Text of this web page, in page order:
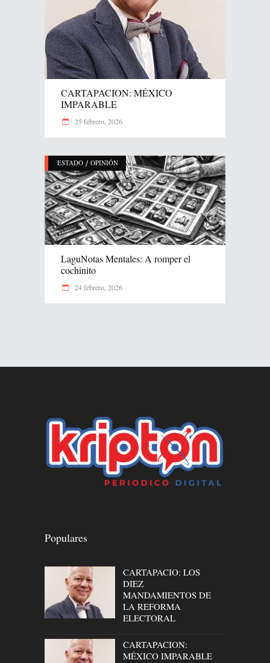
CARTAPACION: MÉXICO
IMPARABLE
25 febrero, 2026
ESTADO / OPINIÓN
LaguNotas Mentales: A romper el
cochinito
24 febrero, 2026
Populares
CARTAPACIO: LOS
DIEZ
MANDAMIENTOS DE
LA REFORMA
ELECTORAL
CARTAPACION:
MÉXICO IMPARABLE